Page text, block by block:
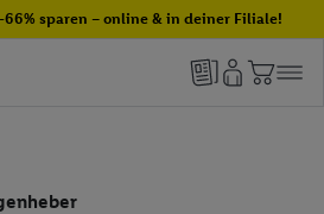
66% sparen – online & in deiner Filiale!